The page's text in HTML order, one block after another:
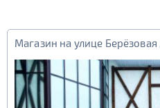
Магазин на улице Берёзовая